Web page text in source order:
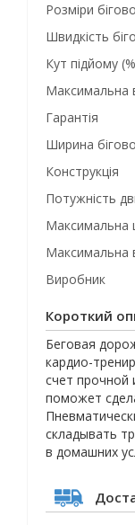
Розміри
Швидкість
Кут підйому
Максимальна
Гарантія
Ширина
Конструкція
Потужність
Максимальна
Максимальна
Виробник
Короткий
Беговая
кардио-
счет прочной
поможет
складывать
в домашних